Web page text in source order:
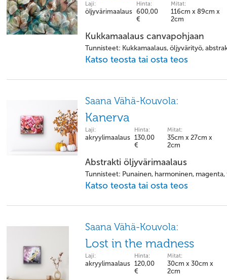
Laji:
öljyvärimaalaus
Hinta:
600,00
€
Mitat:
116cm x 89cm x
2cm
Kukkamaalaus canvapohjaan
Tunnisteet: Kukkamaalaus, öljyvärityö,
Katso teosta tai osta teos
Saana Vähä-Kouvola:
Kanerva
Laji:
akryylimaalaus
Hinta:
130,00
€
Mitat:
35cm x 27cm x
2cm
Abstrakti öljyvärimaalaus
Tunnisteet: Punainen, harmoninen, magenta,
Katso teosta tai osta teos
Saana Vähä-Kouvola:
Lost in the madness
Laji:
akryylimaalaus
Hinta:
120,00
€
Mitat:
30cm x 30cm x
2cm